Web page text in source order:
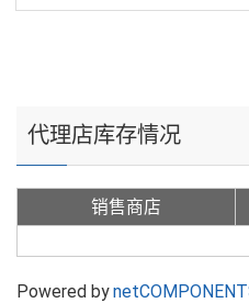
代理店库存情况
销售商店
Powered by